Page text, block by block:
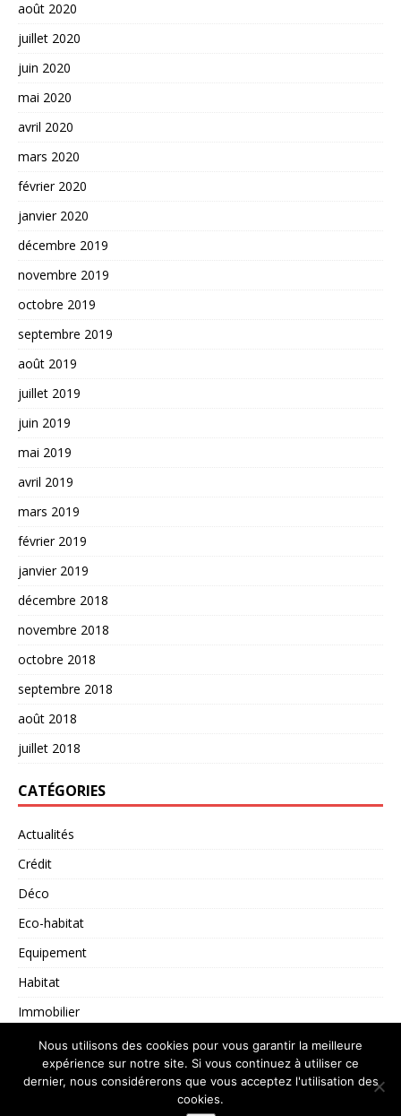
août 2020
juillet 2020
juin 2020
mai 2020
avril 2020
mars 2020
février 2020
janvier 2020
décembre 2019
novembre 2019
octobre 2019
septembre 2019
août 2019
juillet 2019
juin 2019
mai 2019
avril 2019
mars 2019
février 2019
janvier 2019
décembre 2018
novembre 2018
octobre 2018
septembre 2018
août 2018
juillet 2018
CATÉGORIES
Actualités
Crédit
Déco
Eco-habitat
Equipement
Habitat
Immobilier
Non classé
Copyright © 2026 | Thème WordPress par
Nous utilisons des cookies pour vous garantir la meilleure
expérience sur notre site. Si vous continuez à utiliser ce
dernier, nous considérerons que vous acceptez l'utilisation des
cookies.